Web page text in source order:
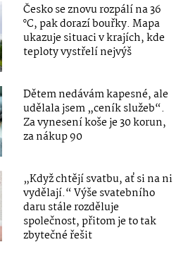
Česko se znovu rozpálí na 36
°C, pak dorazí bouřky. Mapa
ukazuje situaci v krajích, kde
teploty vystřelí nejvýš
Dětem nedávám kapesné, ale
udělala jsem „ceník služeb“.
Za vynesení koše je 30 korun,
za nákup 90
„Když chtějí svatbu, ať si na ni
vydělají.“ Výše svatebního
daru stále rozděluje
společnost, přitom je to tak
zbytečné řešit